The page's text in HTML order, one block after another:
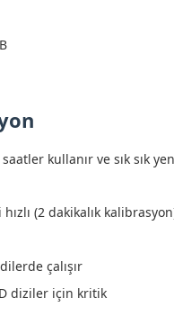
kullanır ve sık sık
(2 dakikalık
çalışır
diziler için kritik